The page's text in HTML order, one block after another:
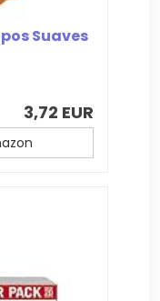
Suaves
3,72 EUR